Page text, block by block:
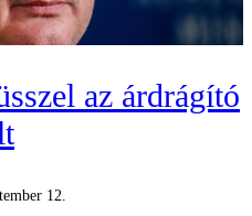
az árdrágító
12.